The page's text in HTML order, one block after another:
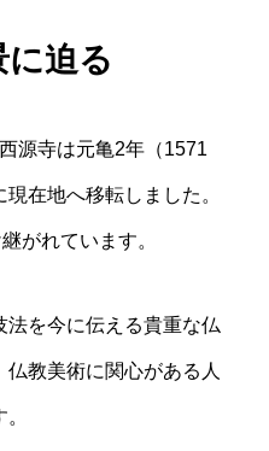
迫る
源寺は元亀2年（1571
在地へ移転しました。
がれています。
を今に伝える貴重な仏
教美術に関心がある人